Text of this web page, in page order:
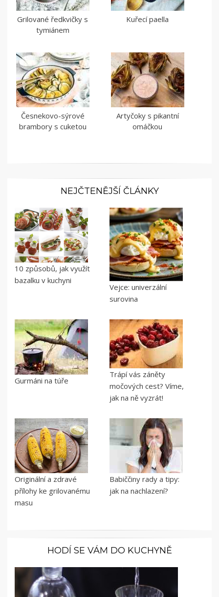
Grilované ředkvičky s
tymiánem
Kuřecí paella
Česnekovo-sýrové
brambory s cuketou
Artyčoky s pikantní
omáčkou
NEJČTENĚJŠÍ ČLÁNKY
10 způsobů, jak využít
bazalku v kuchyni
Vejce: univerzální
surovina
Gurmáni na túře
Trápí vás záněty
močových cest? Víme,
jak na ně vyzrát!
Originální a zdravé
přílohy ke grilovanému
masu
Babiččiny rady a tipy:
jak na nachlazení?
HODÍ SE VÁM DO KUCHYNĚ